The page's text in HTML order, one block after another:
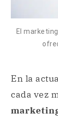
El
En la
cada vez